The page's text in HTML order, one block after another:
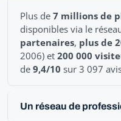
Plus de 7 millions de
disponibles via le
partenaires, plus de
2006) et 200 000
de 9,4/10 sur 3 097
Un réseau de